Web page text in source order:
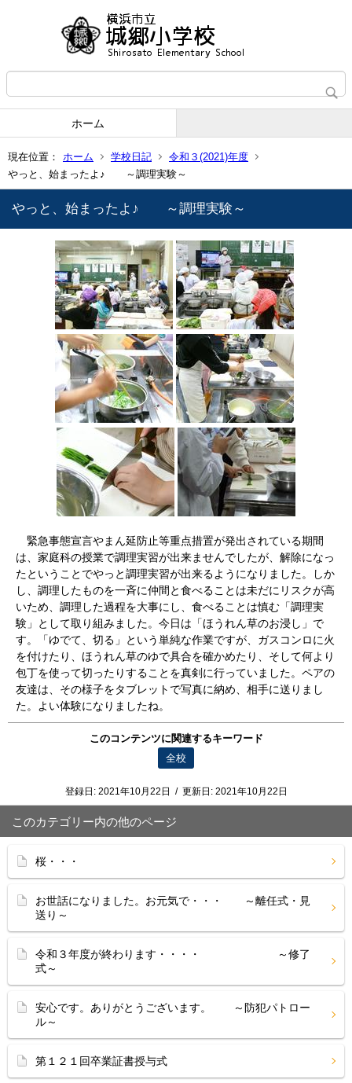
ホーム
現在位置： ホーム 学校日記
令和３(2021)年度
やっと、始まったよ♪ ～調理実験～
やっと、始まったよ♪ ～調理実験～
緊急事態宣言やまん延防止等重点措置が発出されている期間
は、家庭科の授業で調理実習が出来ませんでしたが、解除になっ
たということでやっと調理実習が出来るようになりました。しか
し、調理したものを一斉に仲間と食べることは未だにリスクが高
いため、調理した過程を大事にし、食べることは慎む「調理実
験」として取り組みました。今日は「ほうれん草のお浸し」で
す。「ゆでて、切る」という単純な作業ですが、ガスコンロに火
を付けたり、ほうれん草のゆで具合を確かめたり、そして何より
包丁を使って切ったりすることを真剣に行っていました。ペアの
友達は、その様子をタブレットで写真に納め、相手に送りまし
た。よい体験になりましたね。
このコンテンツに関連するキーワード
全校
登録日: 2021年10月22日 / 更新日: 2021年10月22日
このカテゴリー内の他のページ
桜・・・
お世話になりました。お元気で・・・ ～離任式・見
送り～
令和３年度が終わります・・・・ ～修了
式～
安心です。ありがとうございます。 ～防犯パトロー
ル～
第１２１回卒業証書授与式